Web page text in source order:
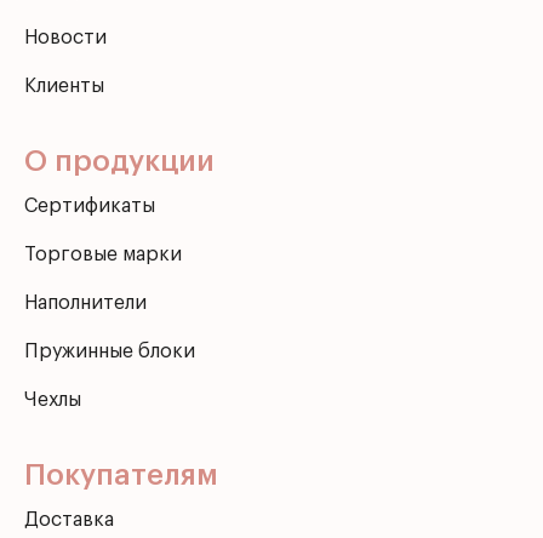
Новости
Клиенты
О продукции
Сертификаты
Торговые марки
Наполнители
Пружинные блоки
Чехлы
Покупателям
Доставка